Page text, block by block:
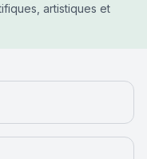
artistiques et